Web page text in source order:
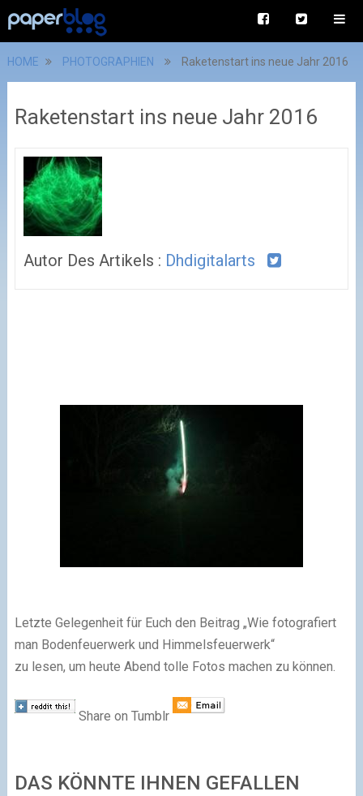
HOME PHOTOGRAPHIEN Raketenstart ins neue Jahr 2016
Raketenstart ins neue Jahr 2016
Autor Des Artikels : Dhdigitalarts
Letzte Gelegenheit für Euch den Beitrag „Wie fotografiert
man Bodenfeuerwerk und Himmelsfeuerwerk“
zu lesen, um heute Abend tolle Fotos machen zu können.
Share on Tumblr
DAS KÖNNTE IHNEN GEFALLEN